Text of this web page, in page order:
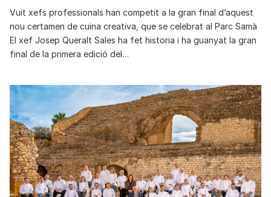
Vuit xefs professionals han competit a la gran final d’aquest
nou certamen de cuina creativa, que se celebrat al Parc Samà
El xef Josep Queralt Sales ha fet historia i ha guanyat la gran
final de la primera edició del…